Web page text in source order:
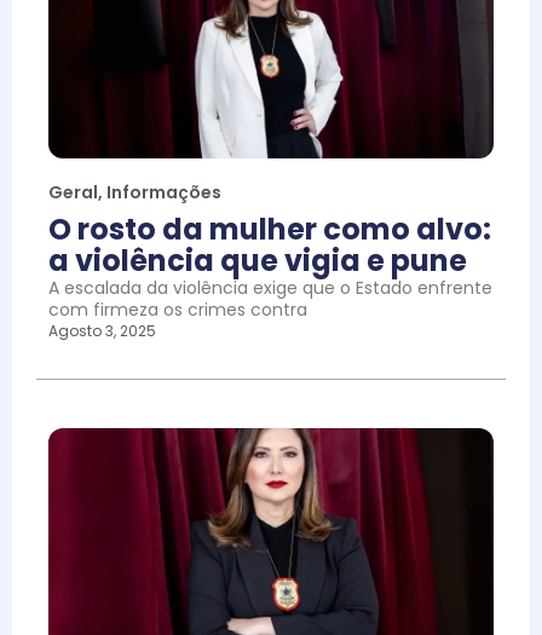
Geral, Informações
O rosto da mulher como alvo:
a violência que vigia e pune
A escalada da violência exige que o Estado enfrente
com firmeza os crimes contra
Agosto 3, 2025